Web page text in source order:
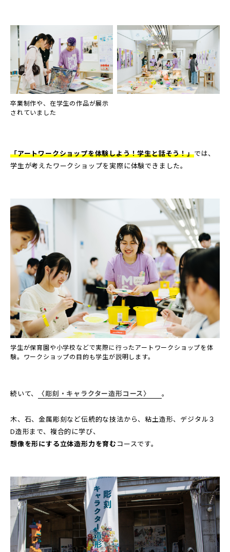
卒業制作や、在学生の作品が展示
されていました
「アートワークショップを体験しよう！学生と話そう！」では、
学生が考えたワークショップを実際に体験できました。
学生が保育園や小学校などで実際に行ったアートワークショップを体
験。ワークショップの目的も学生が説明します。
続いて、 〈彫刻・キャラクター造形コース〉 。
木、石、金属彫刻など伝統的な技法から、粘土造形、デジタル３
D造形まで、複合的に学び、
想像を形にする立体造形力を育む コースです。